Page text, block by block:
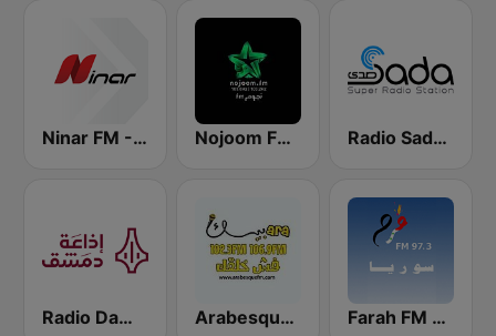
Ninar FM - نينار اف ام Nojoom FM Syria نجوم اف ام سوريا Radio Sada (راديو صدى)
Radio Damascus - راديو دمشق Arabesque FM - أرابيسك اف ام Farah FM - فرح إف إم